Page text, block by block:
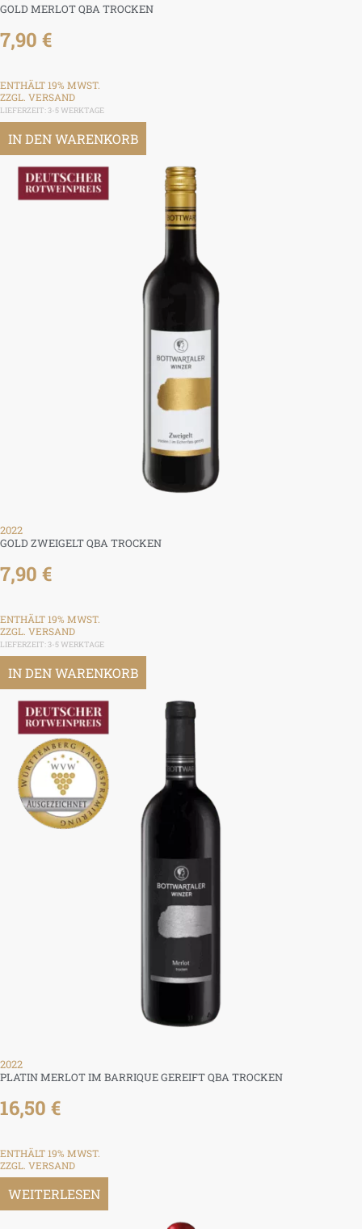
GOLD MERLOT QBA TROCKEN
7,90 €
ENTHÄLT 19% MWST.
ZZGL. VERSAND
LIEFERZEIT: 3-5 WERKTAGE
IN DEN WARENKORB
2022
GOLD ZWEIGELT QBA TROCKEN
7,90 €
ENTHÄLT 19% MWST.
ZZGL. VERSAND
LIEFERZEIT: 3-5 WERKTAGE
IN DEN WARENKORB
2022
PLATIN MERLOT IM BARRIQUE GEREIFT QBA TROCKEN
16,50 €
ENTHÄLT 19% MWST.
ZZGL. VERSAND
WEITERLESEN